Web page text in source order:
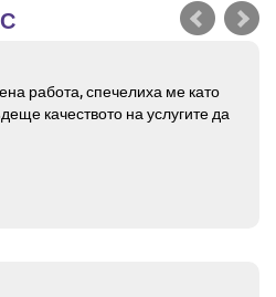
работа, спечелиха ме като
качеството на услугите да